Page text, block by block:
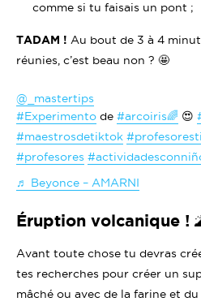
comme si tu faisais un pont ;
TADAM ! Au bout de 3 à 4
réunies, c’est beau non ? 🤩
@_mastertips
#Experimento de #arcoiris🌈 😍
#maestrosdetiktok
#profesores
♬ Beyonce – AMARNI
Éruption volcanique !
Avant toute chose tu devras
tes recherches pour créer un
mâché ou avec de la farine et